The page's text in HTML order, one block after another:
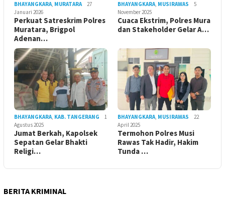
BHAYANGKARA, MURATARA
27
Januari 2026
Perkuat Satreskrim Polres
Muratara, Brigpol
Adenan…
BHAYANGKARA, MUSIRAWAS
5
November 2025
Cuaca Ekstrim, Polres Mura
dan Stakeholder Gelar A…
BHAYANGKARA, KAB. TANGERANG
1
Agustus 2025
Jumat Berkah, Kapolsek
Sepatan Gelar Bhakti
Religi…
BHAYANGKARA, MUSIRAWAS
22
April 2025
Termohon Polres Musi
Rawas Tak Hadir, Hakim
Tunda …
BERITA KRIMINAL